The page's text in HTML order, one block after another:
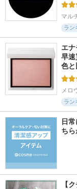
マル
ラン
エ
早速
色
メロ
ラン
日
ちら
【